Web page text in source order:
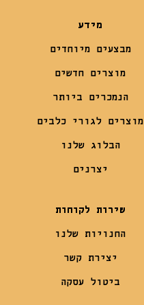
מידע
מבצעים מיוחדים
מוצרים חדשים
הנמכרים ביותר
מוצרים לגורי כלבים
הבלוג שלנו
יצרנים
שירות לקוחות
החנויות שלנו
יצירת קשר
ביטול עסקה